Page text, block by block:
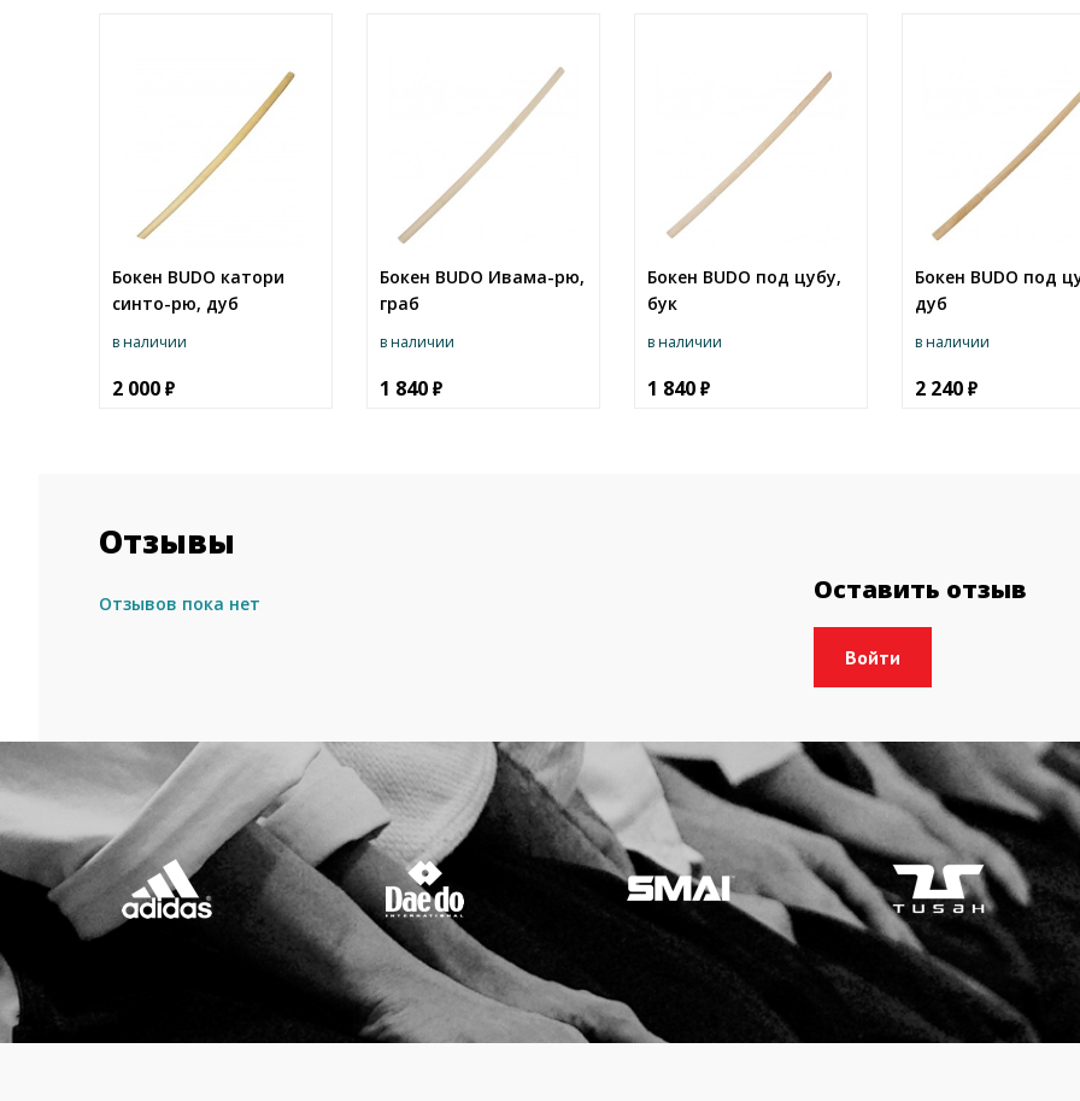
Бокен BUDO катори
синто-рю, дуб
в наличии
2 000
Бокен BUDO Ивама-рю,
граб
в наличии
1 840
Бокен BUDO под цубу,
бук
в наличии
1 840
Бокен BUDO под
дуб
в наличии
2 240
Отзывы
Отзывов пока нет Оставить отзыв